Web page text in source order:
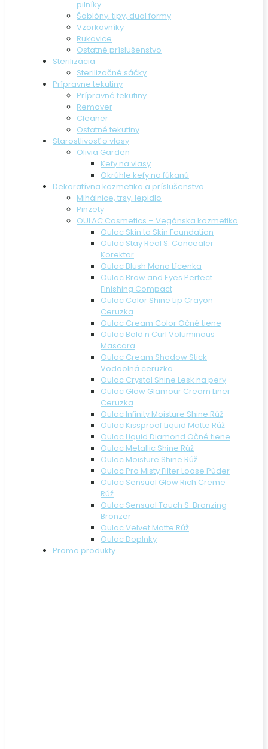
pilníky
Šablóny, tipy, dual formy
Vzorkovníky
Rukavice
Ostatné príslušenstvo
Sterilizácia
Sterilizačné sáčky
Prípravne tekutiny
Prípravné tekutiny
Remover
Cleaner
Ostatné tekutiny
Starostlivosť o vlasy
Olivia Garden
Kefy na vlasy
Okrúhle kefy na fúkanú
Dekoratívna kozmetika a príslušenstvo
Mihálnice, trsy, lepidlo
Pinzety
OULAC Cosmetics – Vegánska kozmetika
Oulac Skin to Skin Foundation
Oulac Stay Real S. Concealer
Korektor
Oulac Blush Mono Lícenka
Oulac Brow and Eyes Perfect
Finishing Compact
Oulac Color Shine Lip Crayon
Ceruzka
Oulac Cream Color Očné tiene
Oulac Bold n Curl Voluminous
Mascara
Oulac Cream Shadow Stick
Vodoolná ceruzka
Oulac Crystal Shine Lesk na pery
Oulac Glow Glamour Cream Liner
Ceruzka
Oulac Infinity Moisture Shine Rúž
Oulac Kissproof Liquid Matte Rúž
Oulac Liquid Diamond Očné tiene
Oulac Metallic Shine Rúž
Oulac Moisture Shine Rúž
Oulac Pro Misty Filter Loose Púder
Oulac Sensual Glow Rich Creme
Rúž
Oulac Sensual Touch S. Bronzing
Bronzer
Oulac Velvet Matte Rúž
Oulac Doplnky
Promo produkty